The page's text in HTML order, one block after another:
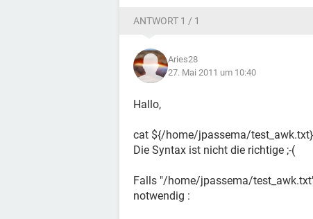
ANTWORT 1 / 1
Aries28
27. Mai 2011 um 10:40
Hallo,
cat ${/home/jpassema/test_awk.txt}
Die Syntax ist nicht die richtige ;-(
Falls "/home/jpassema/
notwendig :